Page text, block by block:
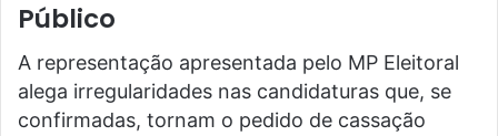
Público
A representação apresentada pelo MP Eleitoral
alega irregularidades nas candidaturas que, se
confirmadas, tornam o pedido de cassação